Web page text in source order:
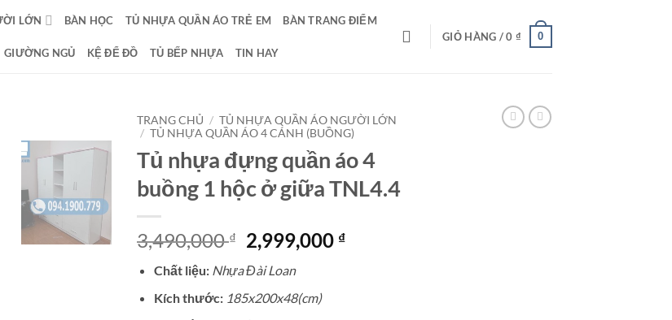
LỚN BÀN HỌC TỦ NHỰA QUẦN ÁO TRẺ EM BÀN TRANG ĐIỂM
GIƯỜNG NGỦ KỆ ĐỂ ĐỒ TỦ BẾP NHỰA TIN HAY
GIỎ HÀNG /0 ₫ 0
TRANG CHỦ / TỦ NHỰA QUẦN ÁO NGƯỜI LỚN
/ TỦ NHỰA QUẦN ÁO 4 CÁNH (BUỒNG)
Tủ nhựa đựng quần áo 4
buồng 1 hộc ở giữa TNL4.4
3,490,000₫
Giá
gốc
là:
3,490,000 ₫.
2,999,000 ₫Giá
Chất liệu: Nhựa Đài Loan
Kích thước: 185x200x48(cm)